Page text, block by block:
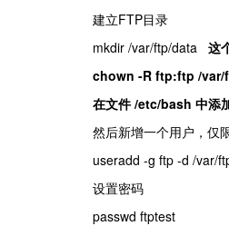
建立FTP目录
mkdir /var/ftp/data 这
chown -R ftp:ftp /var/
在文件 /etc/bash 中添
然后新增一个用户，仅
useradd -g ftp -d /var/
设置密码
passwd ftptest